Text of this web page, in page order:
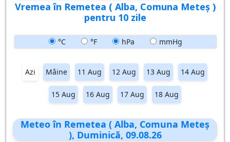
Vremea în Remetea ( Alba, Comuna Meteş )
pentru 10 zile
°C °F hPa mmHg
Azi Mâine 11 Aug 12 Aug 13 Aug 14 Aug
15 Aug 16 Aug 17 Aug 18 Aug
Meteo în Remetea ( Alba, Comuna Meteş
), Duminică, 09.08.26